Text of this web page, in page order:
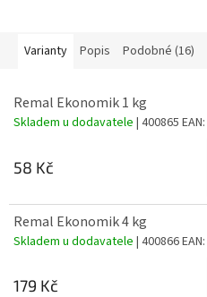
Varianty Popis Podobné (16)
Remal Ekonomik 1 kg
Skladem u dodavatele | 400865 EAN:
58 Kč
Remal Ekonomik 4 kg
Skladem u dodavatele | 400866EAN:
179 Kč